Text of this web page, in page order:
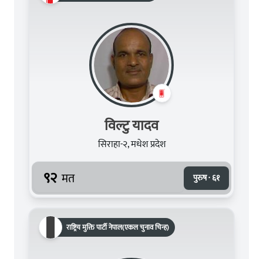
विल्टु यादव
सिराहा-२, मधेश प्रदेश
९२ मत पुरुष · ६१
राष्ट्रिय मुक्ति पार्टी नेपाल(एकल चुनाव चिन्ह)